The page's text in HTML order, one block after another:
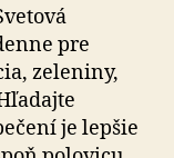
pre
zeleniny,
je lepšie